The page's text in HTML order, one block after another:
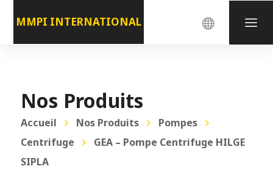
MMPI INTERNATIONAL
Nos Produits
Accueil Nos Produits
Pompes
Centrifuge
GEA – Pompe Centrifuge HILGE
SIPLA